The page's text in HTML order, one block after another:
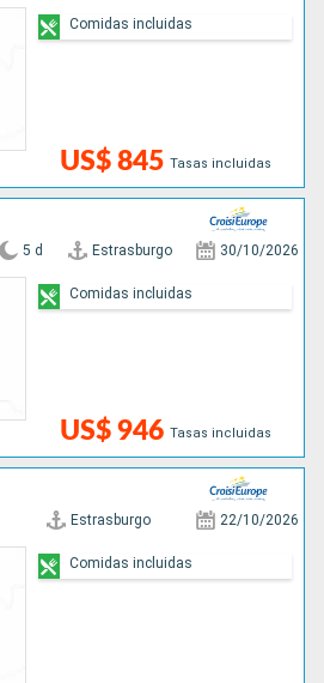
US$ 845 Tasas incluidas
Comidas incluidas
5 d Estrasburgo 30/10/2026
US$ 946 Tasas incluidas
Comidas incluidas
Estrasburgo 22/10/2026
Comidas incluidas